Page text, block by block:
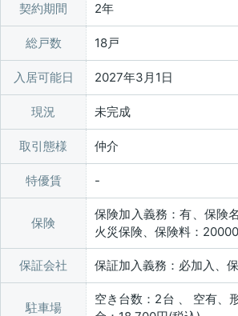
契約期間 2年
総戸数 18戸
入居可能日 2027年3月1日
現況 未完成
取引態様 仲介
特優賃
保険
保険加入義務：有、保険
火災保険、保険料：
保証会社 保証加入義務：必加入、
駐車場
空き台数：2台 、 空有、